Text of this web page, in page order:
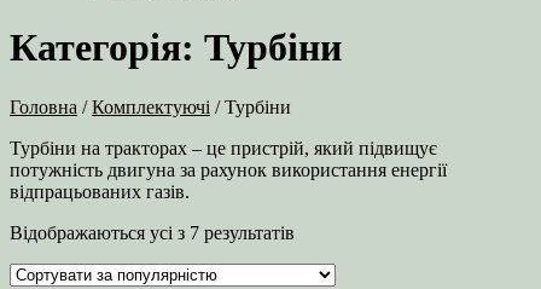
Категорія: Турбіни
Головна /Комплектуючі / Турбіни
Турбіни на тракторах – це пристрій, який підвищує
потужність двигуна за рахунок використання енергії
відпрацьованих газів.
Відображаються усі з 7 результатів
популярністю